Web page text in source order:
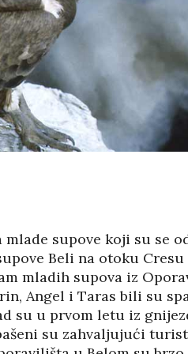
mlade supove koji su se
Beli na otoku Cresu
mladih supova iz
Angel i Taras bili su
su u prvom letu iz
su zahvaljujući
STUPA SU
NEISPLATIVE?
31/07/2026
U OMIŠLJU OTVORENA
IZLOŽBA MARGERITE
RAKIĆ
30/07/2026
TKO JE KANDIDAT ZA
PREDSJEDNIKA HOO?
29/07/2026
06/
05/